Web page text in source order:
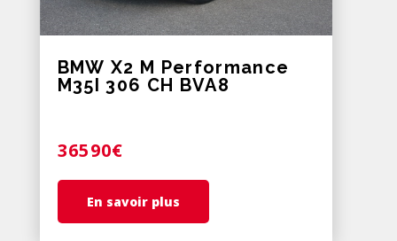
BMW X2 M Performance
M35I 306 CH BVA8
36590€
En savoir plus